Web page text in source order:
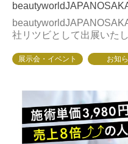
社リツビとして出展いた
展示会・イベント お知